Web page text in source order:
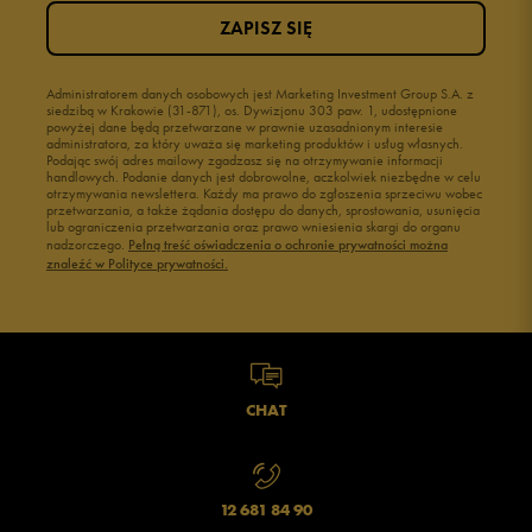
1 0%
Jak zbieramy opinie?
Administratorem danych osobowych jest Marketing Investment Group S.A. z
siedzibą w Krakowie (31-871), os. Dywizjonu 303 paw. 1, udostępnione
powyżej dane będą przetwarzane w prawnie uzasadnionym interesie
administratora, za który uważa się marketing produktów i usług własnych.
Podając swój adres mailowy zgadzasz się na otrzymywanie informacji
handlowych. Podanie danych jest dobrowolne, aczkolwiek niezbędne w celu
otrzymywania newslettera. Każdy ma prawo do zgłoszenia sprzeciwu wobec
przetwarzania, a także żądania dostępu do danych, sprostowania, usunięcia
lub ograniczenia przetwarzania oraz prawo wniesienia skargi do organu
nadzorczego. Pełną treść oświadczenia o ochronie prywatności można
znaleźć w Polityce prywatności.
ZAPISZ SIĘ
CHAT
12 681 84 90